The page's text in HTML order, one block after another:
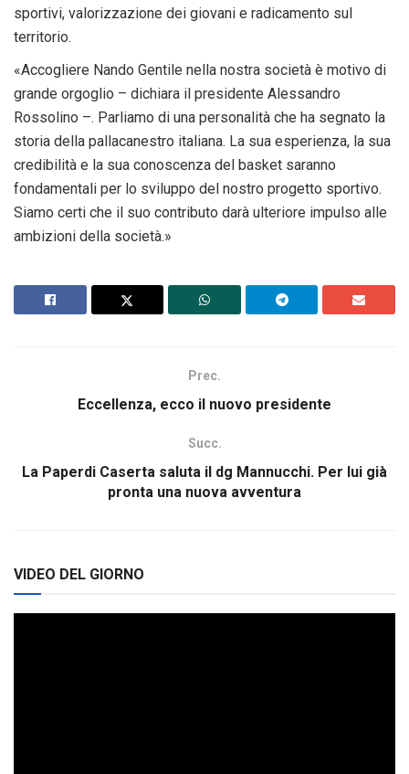
sportivi, valorizzazione dei giovani e radicamento sul
territorio.
«Accogliere Nando Gentile nella nostra società è motivo di
grande orgoglio – dichiara il presidente Alessandro
Rossolino –. Parliamo di una personalità che ha segnato la
storia della pallacanestro italiana. La sua esperienza, la sua
credibilità e la sua conoscenza del basket saranno
fondamentali per lo sviluppo del nostro progetto sportivo.
Siamo certi che il suo contributo darà ulteriore impulso alle
ambizioni della società.»
Prec.
Eccellenza, ecco il nuovo presidente
Succ.
La Paperdi Caserta saluta il dg Mannucchi. Per lui già
pronta una nuova avventura
VIDEO DEL GIORNO